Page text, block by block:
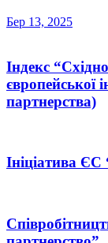
Бер 13, 2025
Індекс
європейської
партнерства)
Ініціатива ЄС